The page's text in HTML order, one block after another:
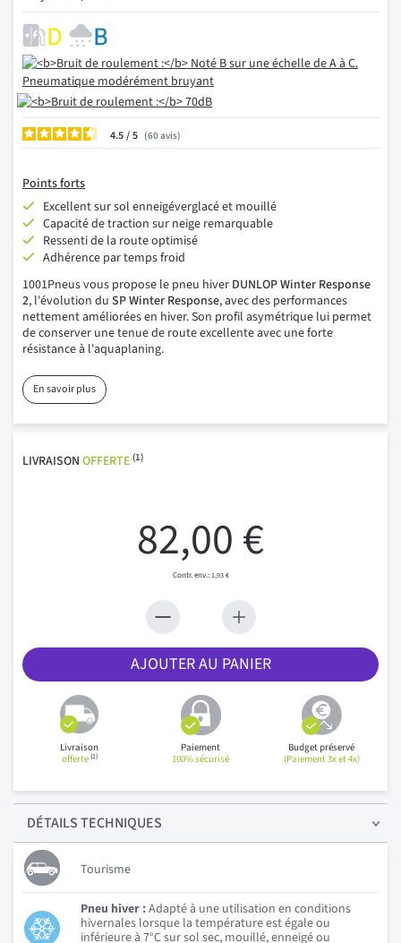
4.5/ 60avis
Points forts
Excellent sur sol enneigéverglacé et mouillé
Capacité de traction sur neige remarquable
Ressenti de la route optimisé
Adhérence par temps froid
1001Pneus vous propose le pneu hiver DUNLOP Winter Response
2, l'évolution du SP Winter Response, avec des performances
nettement améliorées en hiver. Son profil asymétrique lui permet
de conserver une tenue de route excellente avec une forte
résistance à l'aquaplaning.
En savoir plus
LIVRAISON OFFERTE (1)
82,00 €
1,93 €
AJOUTER AU PANIER
Livraison
offerte(1)
Paiement
100% sécurisé
Budget préservé
(Paiement 3x et 4x)
DÉTAILSTECHNIQUES
Tourisme
Pneu hiver :Adapté à une utilisation en conditions
hivernales lorsque la température est égale ou
inférieure à 7°C sur sol sec, mouillé, enneigé ou